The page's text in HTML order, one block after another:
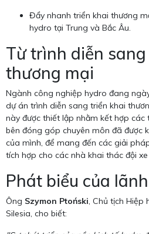
Đẩy nhanh triển khai thương
hydro tại Trung và Bắc Âu.
Từ trình diễn
thương mại
Ngành công nghiệp hydro đang
dự án trình diễn sang triển khai
này được thiết lập nhằm kết hợp các
bên đóng góp chuyên môn đã được
của mình, để mang đến các giải
tích hợp cho các nhà khai thác đội
Phát biểu của
Ông Szymon Ptoński, Chủ tịch Hiệp
Silesia, cho biết: